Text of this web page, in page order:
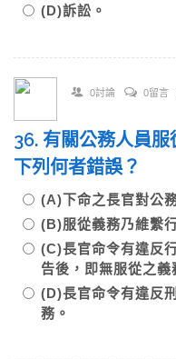
(D)訴訟。
0討論 0留言
36. 有關公務人員服
下列何者錯誤？
(A)下命之長官對公
(B)服從義務乃維繫
(C)長官命令有違反
告後，即無服從之
(D)長官命令有違反
務。